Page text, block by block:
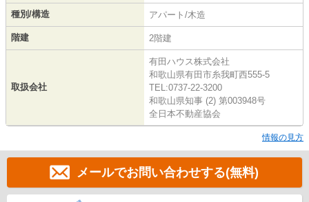
種別/構造 アパート/木造
階建 2階建
取扱会社
有田ハウス株式会社
和歌山県有田市糸我町西555-5
TEL:0737-22-3200
和歌山県知事 (2) 第003948号
全日本不動産協会
情報の見方
メールでお問い合わせする(無料)